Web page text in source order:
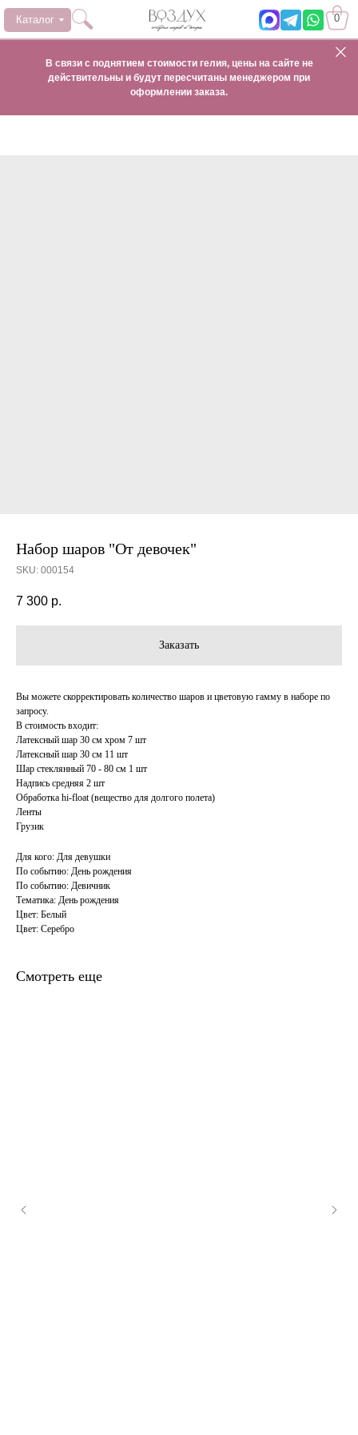
0
Каталог
В связи с поднятием стоимости гелия, цены на сайте не
действительны и будут пересчитаны менеджером при
оформлении заказа.
Набор шаров "От девочек"
SKU: 000154
7 300 р.
Заказать
Вы можете скорректировать количество шаров и цветовую гамму в наборе по
запросу.
В стоимость входит:
Латексный шар 30 см хром 7 шт
Латексный шар 30 см 11 шт
Шар стеклянный 70 - 80 см 1 шт
Надпись средняя 2 шт
Обработка hi-float (вещество для долгого полета)
Ленты
Грузик
Для кого: Для девушки
По событию: День рождения
По событию: Девичник
Тематика: День рождения
Цвет: Белый
Цвет: Серебро
Смотреть еще